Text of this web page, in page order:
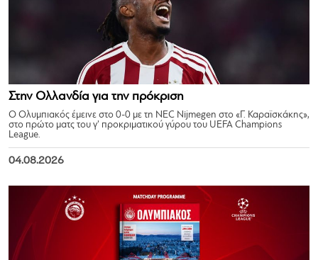
Στην Ολλανδία για την πρόκριση
Ο Ολυμπιακός έμεινε στο 0-0 με τη NEC Nijmegen στο «Γ. Καραϊσκάκης»,
στο πρώτο ματς του γ’ προκριματικού γύρου του UEFA Champions
League.
04.08.2026